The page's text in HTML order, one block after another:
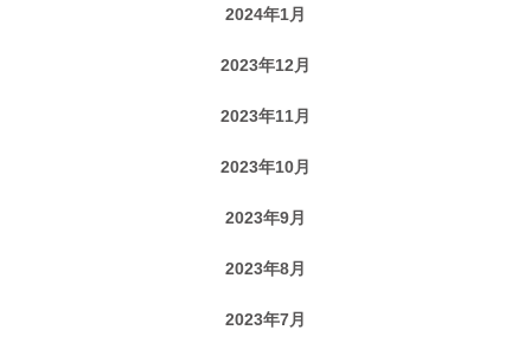
2024年1月
2023年12月
2023年11月
2023年10月
2023年9月
2023年8月
2023年7月